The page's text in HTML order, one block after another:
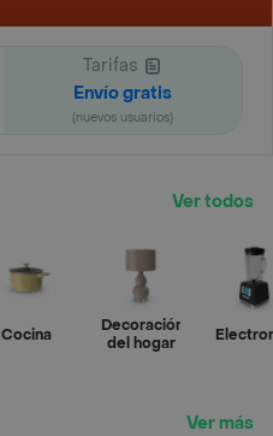
Tarifas
Envío gratis
(nuevos usuarios)
Ver todos
Cocina
Decoración
del hogar
Ver más